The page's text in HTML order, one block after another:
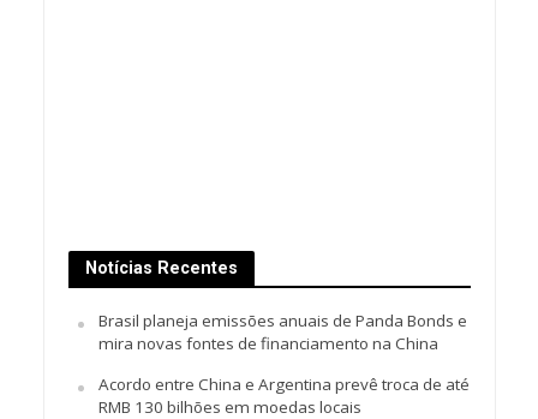
Notícias Recentes
Brasil planeja emissões anuais de Panda Bonds e
mira novas fontes de financiamento na China
Acordo entre China e Argentina prevê troca de até
RMB 130 bilhões em moedas locais